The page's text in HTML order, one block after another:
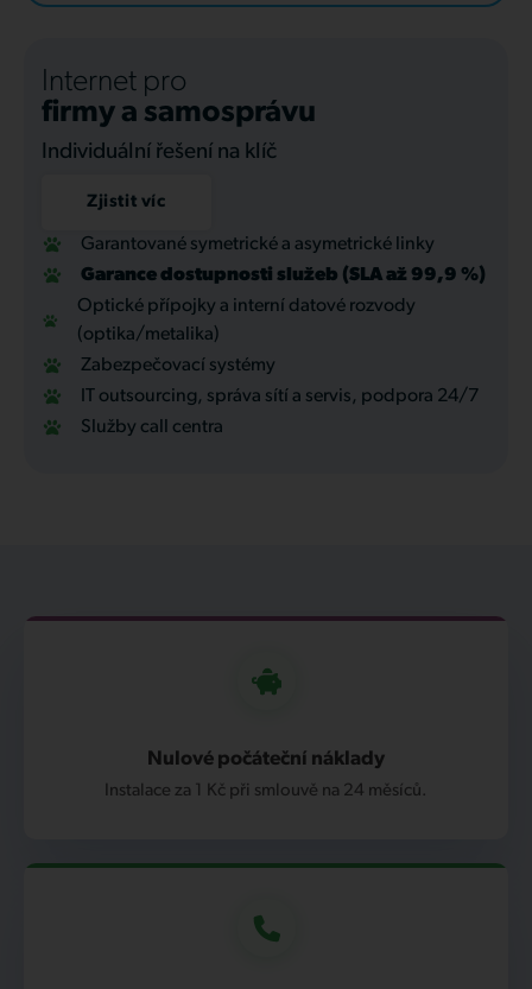
Internet pro
firmy a samosprávu
Individuální řešení na klíč
Zjistit víc
Garantované symetrické a asymetrické linky
Garance dostupnosti služeb (SLA až 99,9 %)
Optické přípojky a interní datové rozvody
(optika/metalika)
Zabezpečovací systémy
IT outsourcing, správa sítí a servis, podpora 24/7
Služby call centra
Nulové počáteční náklady
Instalace za 1 Kč při smlouvě na 24 měsíců.